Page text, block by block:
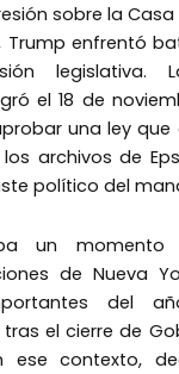
sobre la Casa
Trump enfrentó
legislativa.
el 18 de
una ley
archivos de
político del
un momento
de Nueva
del
el cierre de
ese contexto,